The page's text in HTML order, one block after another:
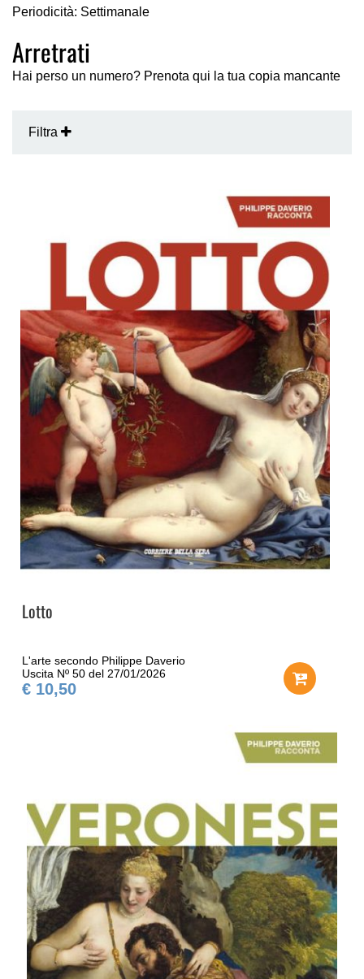
Periodicità: Settimanale
Arretrati
Hai perso un numero? Prenota qui la tua copia mancante
Filtra
Lotto
L'arte secondo Philippe Daverio
Uscita Nº 50 del 27/01/2026
€ 10,50